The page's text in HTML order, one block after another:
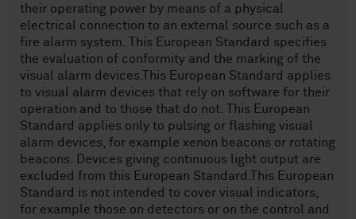
their operating power by means of a physical
electrical connection to an external source such as a
fire alarm system. This European Standard specifies
the evaluation of conformity and the marking of the
visual alarm devices.This European Standard applies
to visual alarm devices that rely on software for their
operation and to those that do not. This European
Standard applies only to pulsing or flashing visual
alarm devices, for example xenon beacons or rotating
beacons. Devices giving continuous light output are
excluded from this European Standard.This European
Standard is not intended to cover visual indicators,
for example those on detectors or on the control and